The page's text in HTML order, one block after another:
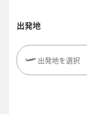
出発地
出発地を選択